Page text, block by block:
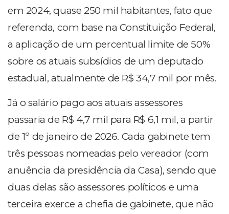
em 2024, quase 250 mil habitantes, fato que
referenda, com base na Constituição Federal,
a aplicação de um percentual limite de 50%
sobre os atuais subsídios de um deputado
estadual, atualmente de R$ 34,7 mil por mês.
Já o salário pago aos atuais assessores
passaria de R$ 4,7 mil para R$ 6,1 mil, a partir
de 1º de janeiro de 2026. Cada gabinete tem
três pessoas nomeadas pelo vereador (com
anuência da presidência da Casa), sendo que
duas delas são assessores políticos e uma
terceira exerce a chefia de gabinete, que não